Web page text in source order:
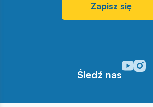
Zapisz się
Śledź nas
Odwiedź